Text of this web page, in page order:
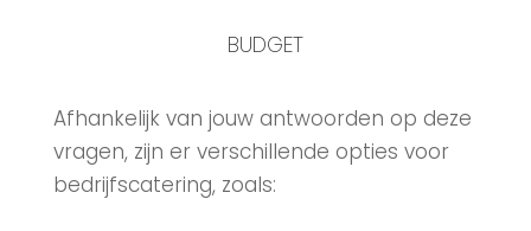
BUDGET
Afhankelijk van jouw antwoorden op deze
vragen, zijn er verschillende opties voor
bedrijfscatering, zoals: